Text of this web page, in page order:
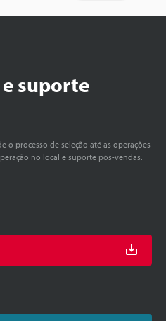
suporte
o processo de seleção até as operações
no local e suporte pós-vendas.